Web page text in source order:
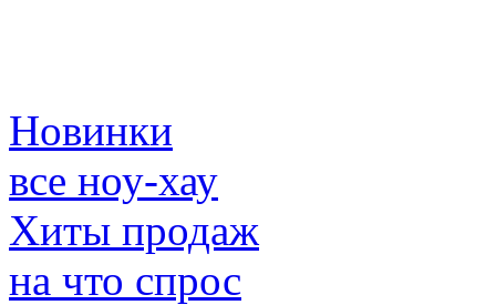
Новинки
все ноу-хау
Хиты продаж
на что спрос